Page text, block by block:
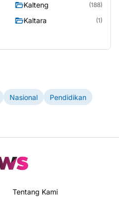
Kalteng (188)
Kaltara (1)
Nasional
Pendidikan
Tentang Kami